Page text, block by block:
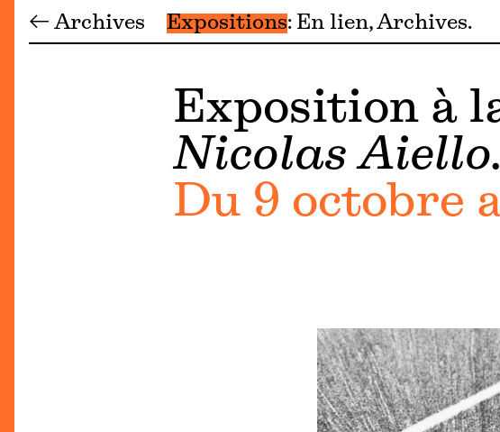
← Archives Expositions En lien Archives
Exposition à
Nicolas
Du 9 octobre